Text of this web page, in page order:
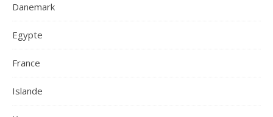
Danemark
Egypte
France
Islande